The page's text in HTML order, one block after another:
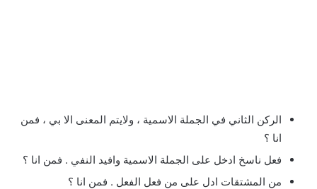
الركن الثاني في الجملة الاسمية ، ولايتم المعنى الا بي ، فمن
انا ؟
فعل ناسخ ادخل على الجملة الاسمية وافيد النفي . فمن انا ؟
من المشتقات ادل على من فعل الفعل . فمن انا ؟